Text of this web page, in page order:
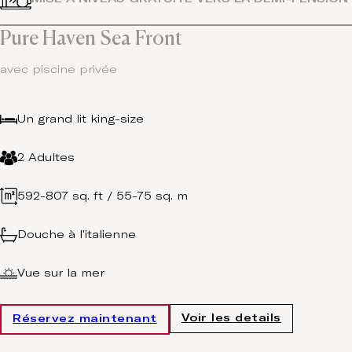
Pure Haven Sea Front
avec piscine privée
Un grand lit king-size
2 Adultes
592-807 sq. ft / 55-75 sq. m
Douche à l'italienne
Vue sur la mer
Réservez maintenant Voir les details